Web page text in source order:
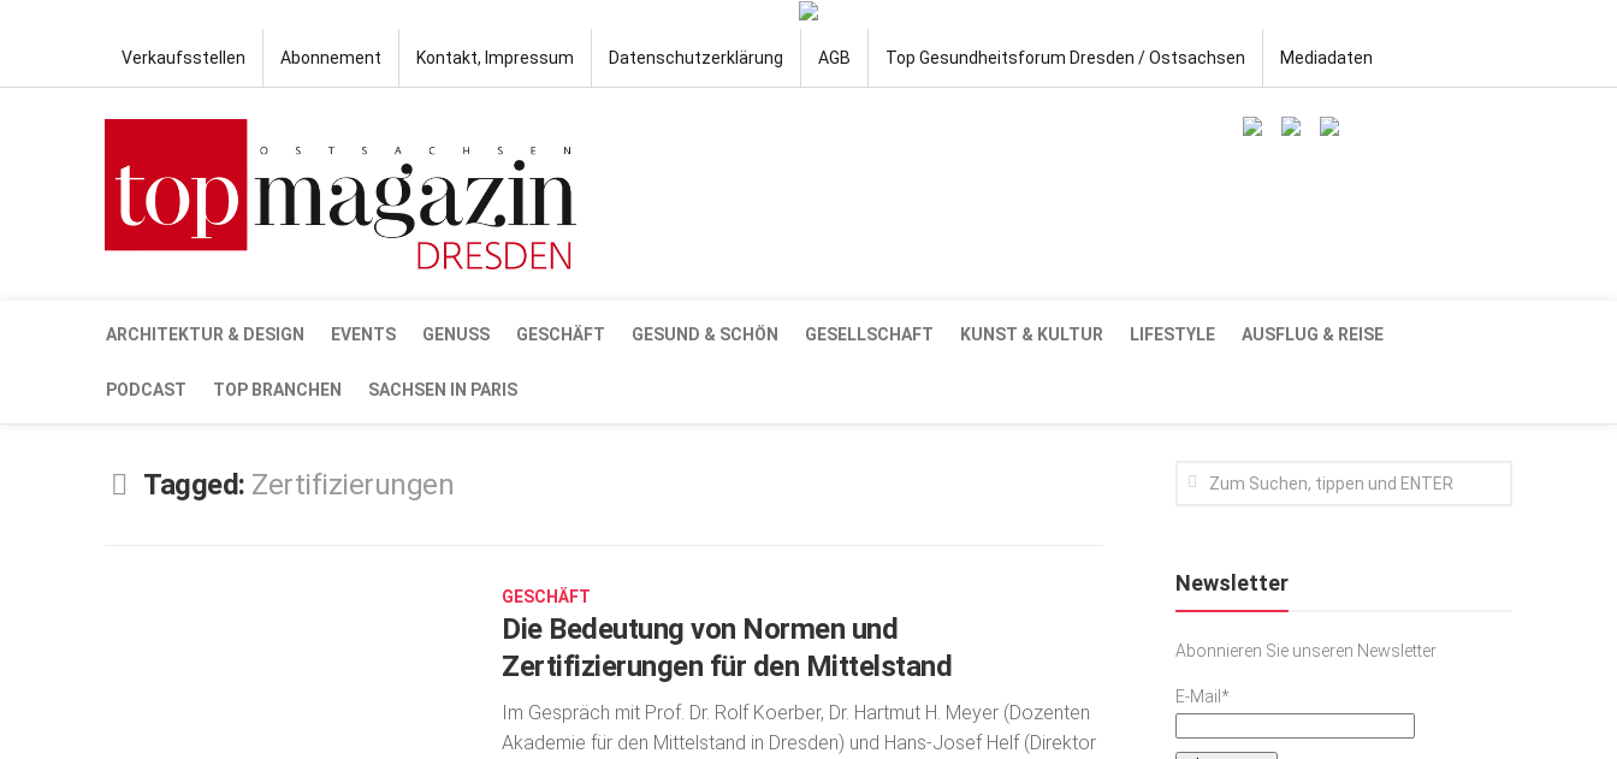
Verkaufsstellen Abonnement Kontakt, Impressum Datenschutzerklärung AGB Top Gesundheitsforum Dresden / Ostsachsen Mediadaten
ARCHITEKTUR & DESIGN EVENTS GENUSS GESCHÄFT GESUND & SCHÖN GESELLSCHAFT KUNST & KULTUR LIFESTYLE AUSFLUG & REISE
PODCAST TOP BRANCHEN SACHSEN IN PARIS
Tagged: Zertifizierungen
GESCHÄFT
Die Bedeutung von Normen und
Zertifizierungen für den Mittelstand
Im Gespräch mit Prof. Dr. Rolf Koerber, Dr. Hartmut H. Meyer (Dozenten
Akademie für den Mittelstand in Dresden) und Hans-Josef Helf (Direktor
Newsletter
Abonnieren Sie unseren Newsletter
E-Mail*